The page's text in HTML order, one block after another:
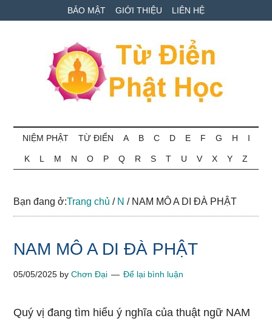
to
to
qua
BẢO MẬT GIỚI THIỆU LIÊN HỆ
Từ
điển
Phật
học
ngữ
NIỆM PHẬT TỪ ĐIỂN A B C D E F G H I
K L M N O P Q R S T U V X Y Z
Bạn đang ở:Trang chủ / N /NAM MÔ A DI ĐÀ PHẬT
NAM MÔ A DI ĐÀ PHẬT
05/05/2025 byChơn Đại Để lại bình luận
Quý vị đang tìm hiểu ý nghĩa của thuật ngữ NAM